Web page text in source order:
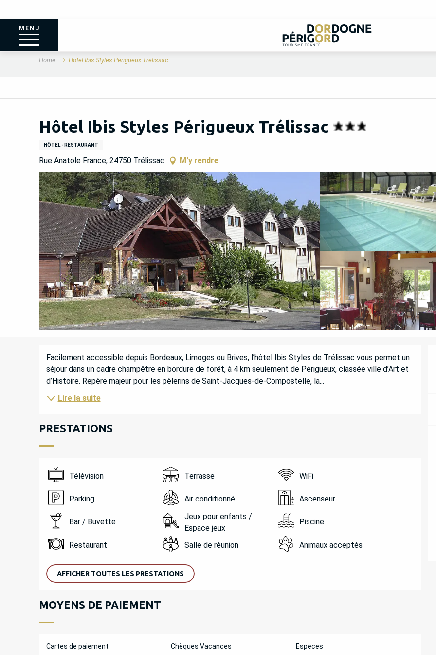
MENU
Home Hôtel Ibis Styles Périgueux Trélissac
Hôtel Ibis Styles Périgueux Trélissac
HÔTEL - RESTAURANT
Rue Anatole France, 24750 Trélissac M'y rendre
DESCRIPTION
Facilement accessible depuis Bordeaux, Limoges ou Brives, l’hôtel Ibis Styles de Trélissac vous permet un
séjour dans un cadre champêtre en bordure de forêt, à 4 km seulement de Périgueux, classée ville d’Art et
d’Histoire. Repère majeur pour les pèlerins de Saint-Jacques-de-Compostelle, la...
Lire la suite
PRESTATIONS
Télévision Terrasse WiFi
Parking Air conditionné Ascenseur
Bar / Buvette
Jeux pour enfants /
Espace jeux
Piscine
Restaurant Salle de réunion Animaux acceptés
AFFICHER TOUTES LES PRESTATIONS
MOYENS DE PAIEMENT
Cartes de paiement Chèques Vacances Espèces